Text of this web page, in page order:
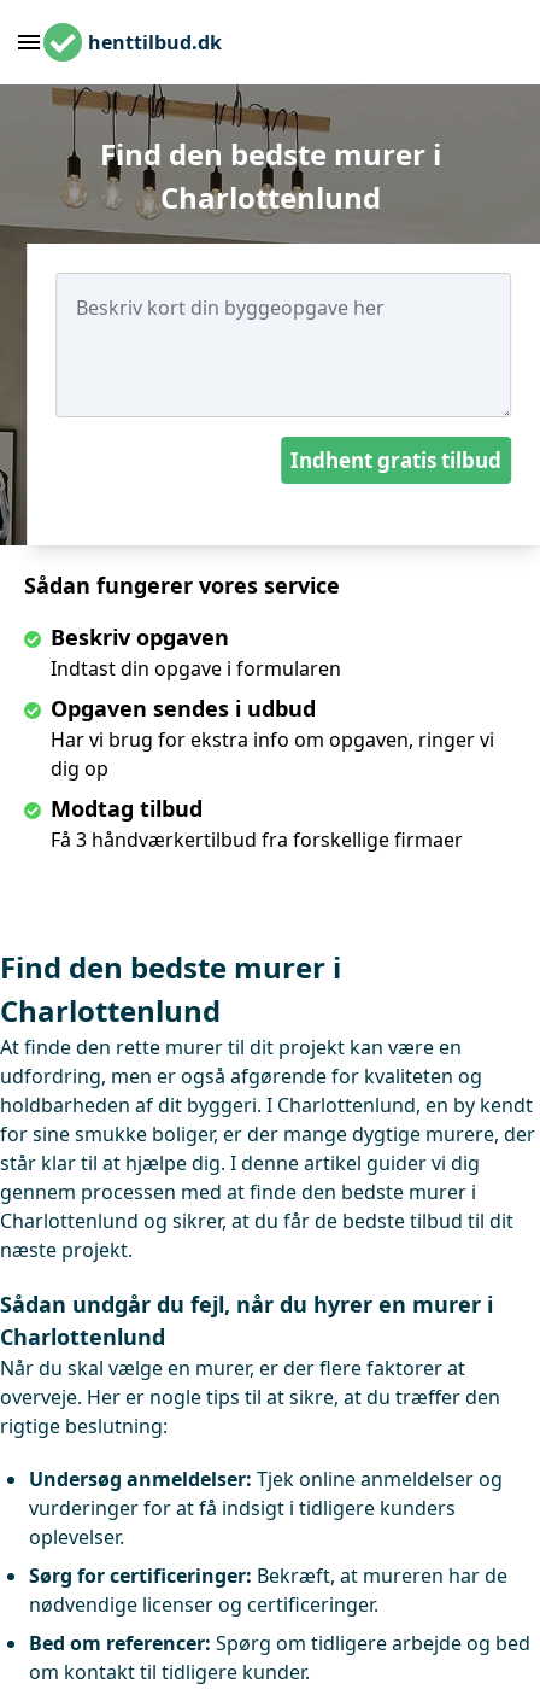
henttilbud.dk
Find den bedste murer i
Charlottenlund
Sådan fungerer vores service
Beskriv opgaven
Indtast din opgave i formularen
Opgaven sendes i udbud
Har vi brug for ekstra info om opgaven, ringer vi
dig op
Modtag tilbud
Få 3 håndværkertilbud fra forskellige firmaer
Indhent gratis tilbud
Find den bedste murer i
Charlottenlund
At finde den rette murer til dit projekt kan være en
udfordring, men er også afgørende for kvaliteten og
holdbarheden af dit byggeri. I Charlottenlund, en by kendt
for sine smukke boliger, er der mange dygtige murere, der
står klar til at hjælpe dig. I denne artikel guider vi dig
gennem processen med at finde den bedste murer i
Charlottenlund og sikrer, at du får de bedste tilbud til dit
næste projekt.
Sådan undgår du fejl, når du hyrer en murer i
Charlottenlund
Når du skal vælge en murer, er der flere faktorer at
overveje. Her er nogle tips til at sikre, at du træffer den
rigtige beslutning:
Undersøg anmeldelser: Tjek online anmeldelser og
vurderinger for at få indsigt i tidligere kunders
oplevelser.
Sørg for certificeringer: Bekræft, at mureren har de
nødvendige licenser og certificeringer.
Bed om referencer: Spørg om tidligere arbejde og bed
om kontakt til tidligere kunder.